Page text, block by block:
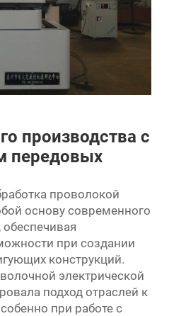
производства с
передовых
проволокой
основу современного
при создании
конструкций.
электрической
подход отраслей к
при работе с